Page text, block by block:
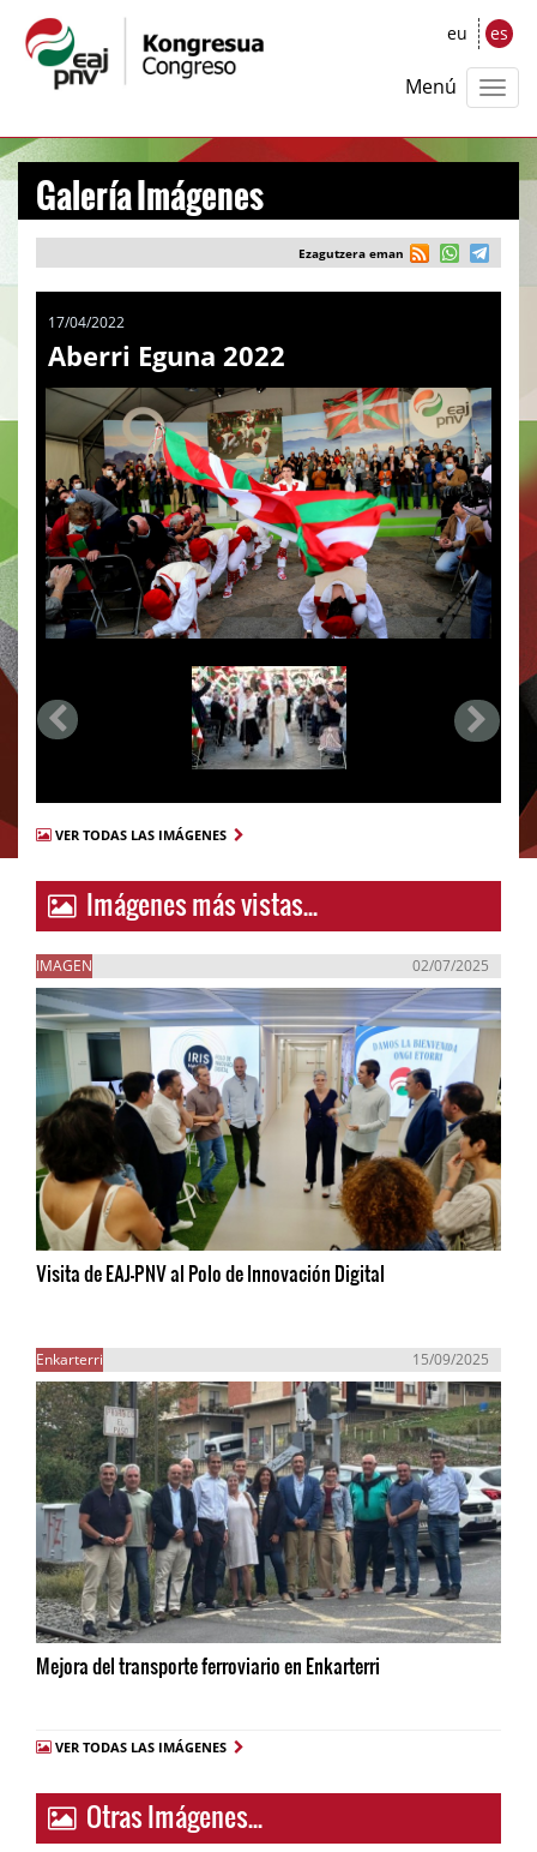
eu es
Menú
Galería Imágenes
Ezagutzera eman
17/04/2022
Aberri Eguna 2022
VER TODAS LAS IMÁGENES
Imágenes más vistas...
IMAGEN 02/07/2025
Visita de EAJ-PNV al Polo de Innovación Digital
Enkarterri 15/09/2025
Mejora del transporte ferroviario en Enkarterri
VER TODAS LAS IMÁGENES
Otras Imágenes...